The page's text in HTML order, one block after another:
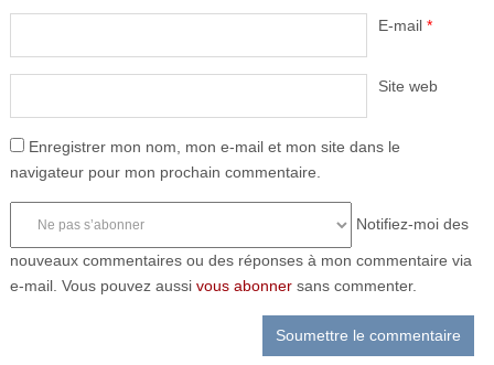
E-mail *
Site web
Enregistrer mon nom, mon e-mail et mon site dans le
navigateur pour mon prochain commentaire.
Notifiez-moi des
nouveaux commentaires ou des réponses à mon commentaire via
e-mail. Vous pouvez aussi vous abonnersans commenter.